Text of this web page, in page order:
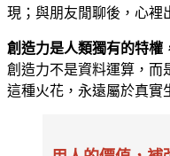
現；與朋友閒聊後，心裡
創造力是人類獨有的特權
創造力不是資料運算，而
這種火花，永遠屬於真實